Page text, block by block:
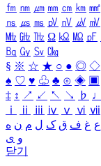
㎙ ㎚ ㎛ ㎜ ㎝ ㎞ ㎟
㎱ ㎲ ㎳ ㎴ ㎵ ㎶ ㎷
㎒ ㎓ ㎔ Ω ㏀ ㏁ ㎊
㏃ ㏉ ㏜ ㏆
§ ※ ☆ ★ ○ ● ◎ ◇
♠ ♡ ♥ ♧ ♣ ⊙ ◈ ▣
‡ ↕ ↗ ↙ ↖ ↘ ♭ ♩
ⅰ
ⅱ ⅲ ⅳ ⅴ ⅵ ⅶ
ع غ ف ق ک ل م ن ه
و ی
닫기